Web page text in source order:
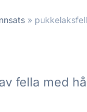
»
fella med